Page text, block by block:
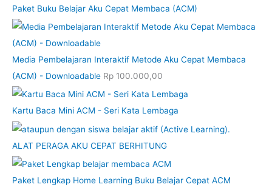
Paket Buku Belajar Aku Cepat Membaca (ACM)
Media Pembelajaran Interaktif Metode Aku Cepat Membaca
(ACM) - Downloadable Rp 100.000,00
Kartu Baca Mini ACM - Seri Kata Lembaga
ALAT PERAGA AKU CEPAT BERHITUNG
Paket Lengkap Home Learning Buku Belajar Cepat ACM